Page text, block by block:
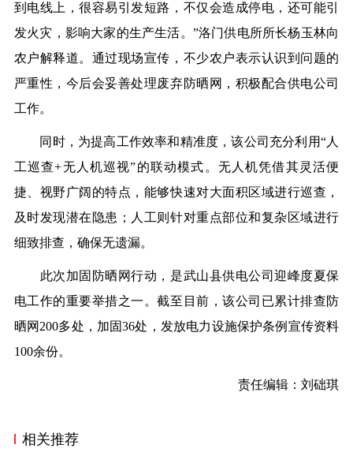
到电线上，很容易引发短路，不仅会造成停电，还可能引
发火灾，影响大家的生产生活。”洛门供电所所长杨玉林向
农户解释道。通过现场宣传，不少农户表示认识到问题的
严重性，今后会妥善处理废弃防晒网，积极配合供电公司
工作。
同时，为提高工作效率和精准度，该公司充分利用“人
工巡查+无人机巡视”的联动模式。无人机凭借其灵活便
捷、视野广阔的特点，能够快速对大面积区域进行巡查，
及时发现潜在隐患；人工则针对重点部位和复杂区域进行
细致排查，确保无遗漏。
此次加固防晒网行动，是武山县供电公司迎峰度夏保
电工作的重要举措之一。截至目前，该公司已累计排查防
晒网200多处，加固36处，发放电力设施保护条例宣传资料
100余份。
责任编辑：刘础琪
相关推荐